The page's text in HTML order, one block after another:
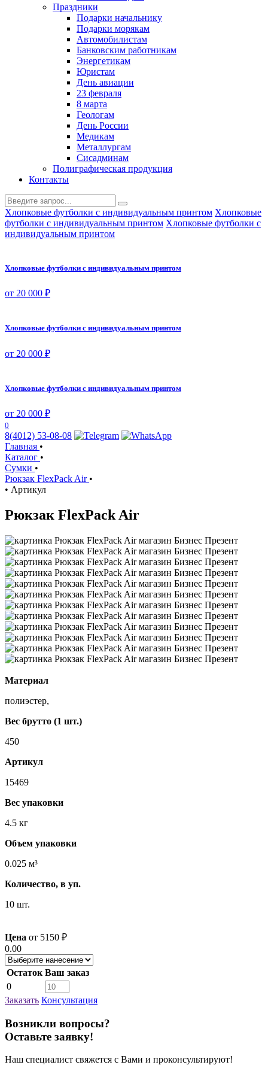
Праздники
Подарки начальнику
Подарки морякам
Автомобилистам
Банковским работникам
Энергетикам
Юристам
День авиации
23 февраля
8 марта
Геологам
День России
Медикам
Металлургам
Сисадминам
Полиграфическая продукция
Контакты
Хлопковые футболки с индивидуальным принтом Хлопковые
футболки с индивидуальным принтом Хлопковые футболки с
индивидуальным принтом
Хлопковые футболки с индивидуальным принтом
от 20 000 ₽
Хлопковые футболки с индивидуальным принтом
от 20 000 ₽
Хлопковые футболки с индивидуальным принтом
от 20 000 ₽
0
8(4012) 53-08-08
Главная •
Каталог •
Сумки •
Рюкзак FlexPack Air •
• Артикул
Рюкзак FlexPack Air
Материал
полиэстер,
Вес брутто (1 шт.)
450
Артикул
15469
Вес упаковки
4.5 кг
Объем упаковки
0.025 м³
Количество, в уп.
10 шт.
Цена от 5150 ₽
0.00
Остаток Ваш заказ
0
Заказать Консультация
Возникли вопросы?
Оставьте заявку!
Наш специалист свяжется с Вами и проконсультируют!